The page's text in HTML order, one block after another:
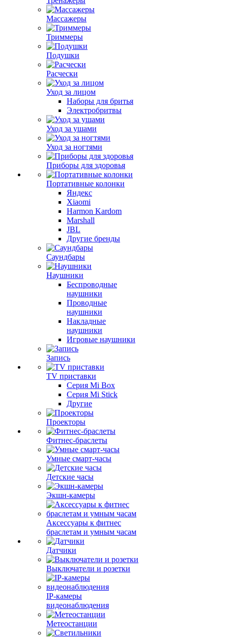
Массажеры
Триммеры
Подушки
Расчески
Уход за лицом
Наборы для бритья
Электробритвы
Уход за ушами
Уход за ногтями
Приборы для здоровья
Портативные колонки
Яндекс
Xiaomi
Harmon Kardom
Marshall
JBL
Другие бренды
Саундбары
Наушники
Беспроводные
наушники
Проводные
наушники
Накладные
наушники
Игровые наушники
Запись
TV приставки
Серия Mi Box
Серия Mi Stick
Другие
Проекторы
Фитнес-браслеты
Умные смарт-часы
Детские часы
Экшн-камеры
Аксессуары к фитнес
браслетам и умным часам
Датчики
Выключатели и розетки
IP-камеры
видеонаблюдения
Метеостанции